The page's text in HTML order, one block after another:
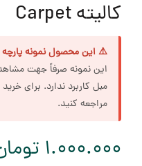
کالیته Carpet
⚠️ این محصول نمونه پارچه
این نمونه صرفاً جهت
مبل کاربرد ندارد. برای
مراجعه کنید.
1.000.000